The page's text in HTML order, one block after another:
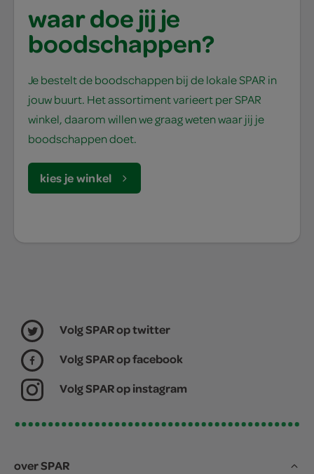
waar doe jij je
boodschappen?
Je bestelt de boodschappen bij de lokale SPAR in
jouw buurt. Het assortiment varieert per SPAR
winkel, daarom willen we graag weten waar jij je
boodschappen doet.
kies je winkel
Volg SPAR op twitter
Volg SPAR op facebook
Volg SPAR op instagram
over SPAR